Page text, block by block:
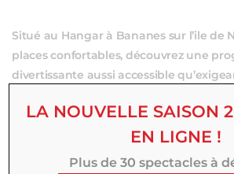
Situé au Hangar à Bananes sur l’ile de
places confortables, découvrez une
divertissante aussi accessible
familiaux, d’humour ou
émotions toute la saison au Théâtre 100
LA NOUVELLE SAISON
EN LIGNE !
Plus de 30 spectacles à